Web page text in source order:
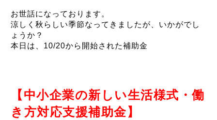
お世話になっております。
涼しく秋らしい季節なってきましたが、いかがでし
ょうか？
本日は、10/20から開始された補助金
【中小企業の新しい生活様式・働
き方対応支援補助金】